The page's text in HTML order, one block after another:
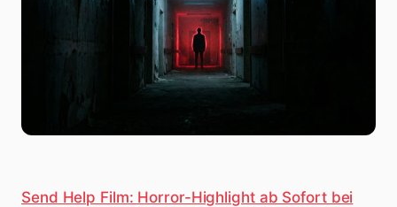
Send Help Film: Horror-Highlight ab Sofort bei